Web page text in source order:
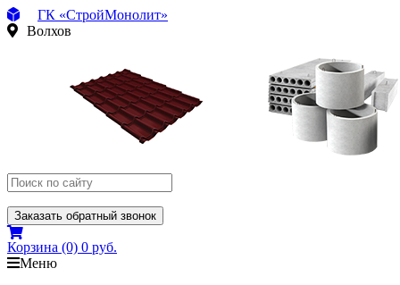
ГК «СтройМонолит»
Волхов
Заказать обратный звонок
Корзина (0) 0 руб.
Меню